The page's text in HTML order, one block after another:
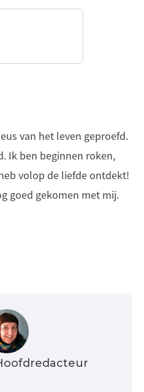
van het leven geproefd.
Ik ben beginnen roken,
volop de liefde ontdekt!
goed gekomen met mij.